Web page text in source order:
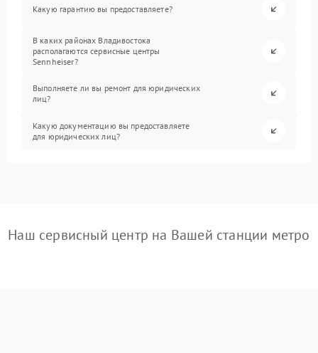
Какую гарантию вы предоставляете?
В каких районах Владивостока
располагаются сервисные центры
Sennheiser?
Выполняете ли вы ремонт для юридических
лиц?
Какую документацию вы предоставляете
для юридических лиц?
Наш сервисный центр на Вашей станции метро